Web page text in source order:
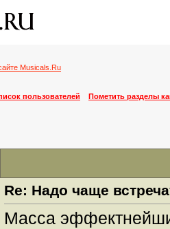
Musicals.Ru
пользователей Пометить разделы
Re: Надо чаще
Масса